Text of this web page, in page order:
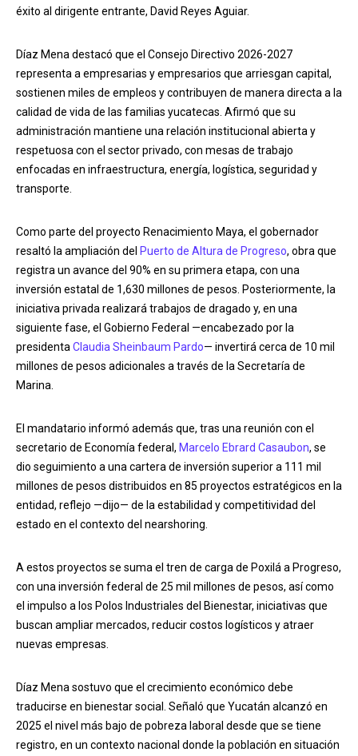
éxito al dirigente entrante, David Reyes Aguiar.
Díaz Mena destacó que el Consejo Directivo 2026-2027
representa a empresarias y empresarios que arriesgan capital,
sostienen miles de empleos y contribuyen de manera directa a la
calidad de vida de las familias yucatecas. Afirmó que su
administración mantiene una relación institucional abierta y
respetuosa con el sector privado, con mesas de trabajo
enfocadas en infraestructura, energía, logística, seguridad y
transporte.
Como parte del proyecto Renacimiento Maya, el gobernador
resaltó la ampliación del Puerto de Altura de Progreso, obra que
registra un avance del 90% en su primera etapa, con una
inversión estatal de 1,630 millones de pesos. Posteriormente, la
iniciativa privada realizará trabajos de dragado y, en una
siguiente fase, el Gobierno Federal —encabezado por la
presidenta Claudia Sheinbaum Pardo— invertirá cerca de 10 mil
millones de pesos adicionales a través de la Secretaría de
Marina.
El mandatario informó además que, tras una reunión con el
secretario de Economía federal, Marcelo Ebrard Casaubon, se
dio seguimiento a una cartera de inversión superior a 111 mil
millones de pesos distribuidos en 85 proyectos estratégicos en la
entidad, reflejo —dijo— de la estabilidad y competitividad del
estado en el contexto del nearshoring.
A estos proyectos se suma el tren de carga de Poxilá a Progreso,
con una inversión federal de 25 mil millones de pesos, así como
el impulso a los Polos Industriales del Bienestar, iniciativas que
buscan ampliar mercados, reducir costos logísticos y atraer
nuevas empresas.
Díaz Mena sostuvo que el crecimiento económico debe
traducirse en bienestar social. Señaló que Yucatán alcanzó en
2025 el nivel más bajo de pobreza laboral desde que se tiene
registro, en un contexto nacional donde la población en situación